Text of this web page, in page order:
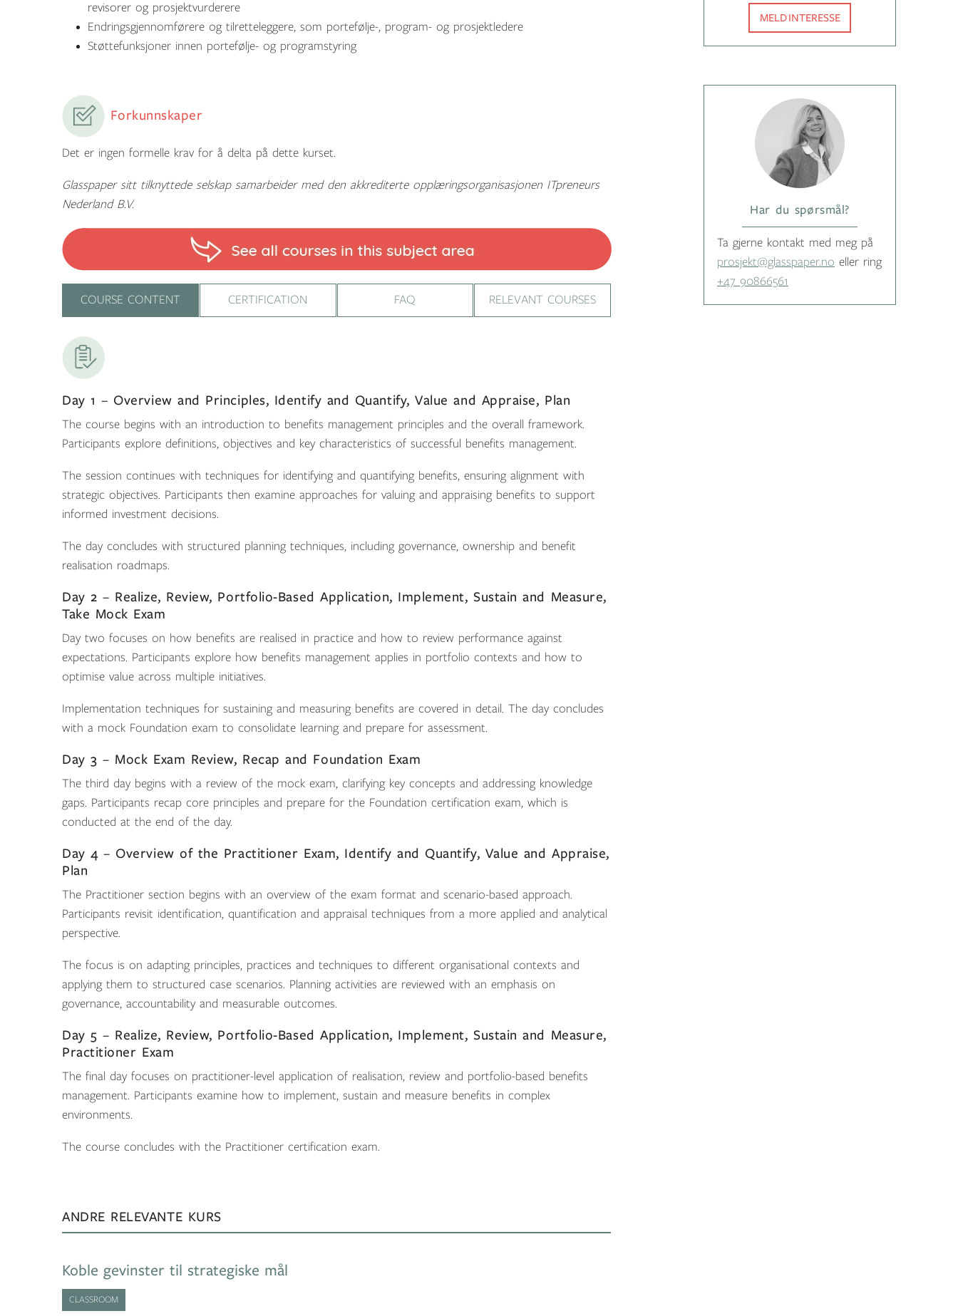
revisorer og prosjektvurderere
Endringsgjennomførere og tilretteleggere, som portefølje-, program- og prosjektledere
Støttefunksjoner innen portefølje- og programstyring
Forkunnskaper
Det er ingen formelle krav for å delta på dette kurset.
Glasspaper sitt tilknyttede selskap samarbeider med den akkrediterte opplæringsorganisasjonen ITpreneurs
Nederland B.V.
COURSE CONTENT CERTIFICATION FAQ RELEVANT COURSES
Day 1 – Overview and Principles, Identify and Quantify, Value and Appraise, Plan
The course begins with an introduction to benefits management principles and the overall framework.
Participants explore definitions, objectives and key characteristics of successful benefits management.
The session continues with techniques for identifying and quantifying benefits, ensuring alignment with
strategic objectives. Participants then examine approaches for valuing and appraising benefits to support
informed investment decisions.
The day concludes with structured planning techniques, including governance, ownership and benefit
realisation roadmaps.
Day 2 – Realize, Review, Portfolio-Based Application, Implement, Sustain and Measure,
Take Mock Exam
Day two focuses on how benefits are realised in practice and how to review performance against
expectations. Participants explore how benefits management applies in portfolio contexts and how to
optimise value across multiple initiatives.
Implementation techniques for sustaining and measuring benefits are covered in detail. The day concludes
with a mock Foundation exam to consolidate learning and prepare for assessment.
Day 3 – Mock Exam Review, Recap and Foundation Exam
The third day begins with a review of the mock exam, clarifying key concepts and addressing knowledge
gaps. Participants recap core principles and prepare for the Foundation certification exam, which is
conducted at the end of the day.
Day 4 – Overview of the Practitioner Exam, Identify and Quantify, Value and Appraise,
Plan
The Practitioner section begins with an overview of the exam format and scenario-based approach.
Participants revisit identification, quantification and appraisal techniques from a more applied and analytical
perspective.
The focus is on adapting principles, practices and techniques to different organisational contexts and
applying them to structured case scenarios. Planning activities are reviewed with an emphasis on
governance, accountability and measurable outcomes.
Day 5 – Realize, Review, Portfolio-Based Application, Implement, Sustain and Measure,
Practitioner Exam
The final day focuses on practitioner-level application of realisation, review and portfolio-based benefits
management. Participants examine how to implement, sustain and measure benefits in complex
environments.
The course concludes with the Practitioner certification exam.
MELD INTERESSE
Har du spørsmål?
Ta gjerne kontakt med meg på
prosjekt@glasspaper.no eller ring
+47 90866561
ANDRE RELEVANTE KURS
Koble gevinster til strategiske mål
CLASSROOM